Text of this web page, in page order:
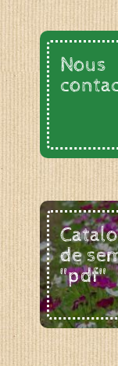
Nous
de
"pdf"